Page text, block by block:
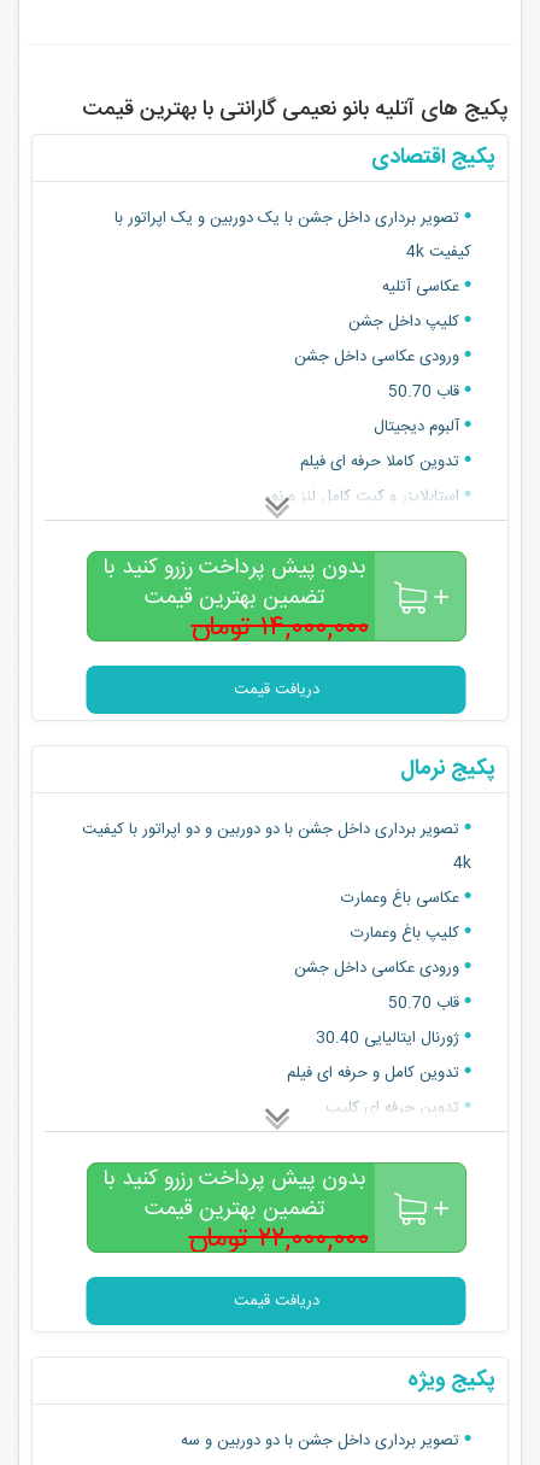
پکیج های آتلیه بانو نعیمی گارانتی با بهترین قیمت
پکیج اقتصادی
تصویر برداری داخل جشن با یک دوربین و یک اپراتور با
کیفیت 4k
عکاسی آتلیه
کلیپ داخل جشن
ورودی عکاسی داخل جشن
قاب 50.70
آلبوم دیجیتال
تدوین کاملا حرفه ای فیلم
استابلایزر و کیت کامل لنز و نور
بدون پیش پرداخت رزرو کنید با
تضمین بهترین قیمت
۱۴,۰۰۰,۰۰۰ تومان
۱۰,۰۰۰,۰۰۰تومان
دریافت قیمت
پکیج نرمال
تصویر برداری داخل جشن با دو دوربین و دو اپراتور با کیفیت
4k
عکاسی باغ ‌وعمارت
کلیپ باغ وعمارت
ورودی عکاسی داخل جشن
قاب 50.70
ژورنال ایتالیایی 30.40
تدوین کامل و حرفه ای فیلم
تدوین حرفه ای کلیپ
استابلایزر و کیت کامل لنز و نور
هدیه ویژه از طرف مجموعه به انتخاب مشتری
بدون پیش پرداخت رزرو کنید با
تضمین بهترین قیمت
۲۲,۰۰۰,۰۰۰ تومان
۱۶,۰۰۰,۰۰۰تومان
دریافت قیمت
پکیج ویژه
تصویر برداری داخل جشن با دو دوربین و سه